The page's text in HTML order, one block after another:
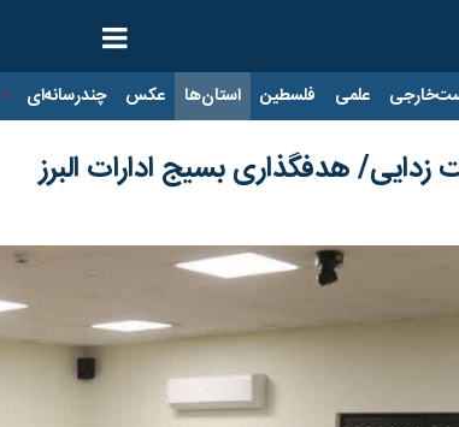
علمی فلسطین استان‌ها عکس چندرسانه‌ای
زدایی/ هدفگذاری بسیج ادارات البرز